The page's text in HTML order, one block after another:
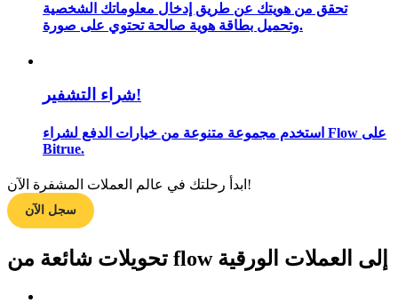
دليل المبتدئين للعقود الآجلة
استراتيجيات التداول
تحقق من هويتك عن طريق إدخال معلوماتك الشخصية
وتحميل بطاقة هوية صالحة تحتوي على صورة.
شراء التشفير!
استخدم مجموعة متنوعة من خيارات الدفع لشراء Flow على
Bitrue.
ابدأ رحلتك في عالم العملات المشفرة الآن!
سجل الآن
تحويلات شائعة من flow إلى العملات الورقية